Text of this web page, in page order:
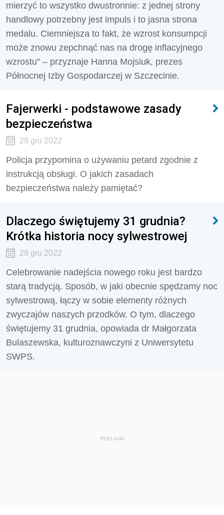
mierzyć to wszystko dwustronnie: z jednej strony
handlowy potrzebny jest impuls i to jasna strona
medalu. Ciemniejsza to fakt, że wzrost konsumpcji
może znowu zepchnąć nas na drogę inflacyjnego
wzrostu" – przyznaje Hanna Mojsiuk, prezes
Północnej Izby Gospodarczej w Szczecinie.
Fajerwerki - podstawowe zasady
bezpieczeństwa
28 gru 2022
Policja przypomina o używaniu petard zgodnie z
instrukcją obsługi. O jakich zasadach
bezpieczeństwa należy pamiętać?
Dlaczego świętujemy 31 grudnia?
Krótka historia nocy sylwestrowej
28 gru 2022
Celebrowanie nadejścia nowego roku jest bardzo
starą tradycją. Sposób, w jaki obecnie spędzamy noc
sylwestrową, łączy w sobie elementy różnych
zwyczajów naszych przodków. O tym, dlaczego
świętujemy 31 grudnia, opowiada dr Małgorzata
Bulaszewska, kulturoznawczyni z Uniwersytetu
SWPS.
REKLAMA